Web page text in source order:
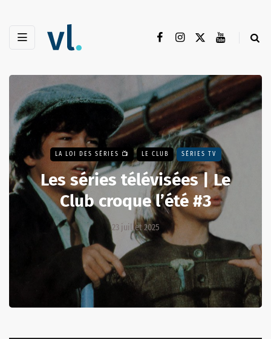
LA LOI DES SÉRIES 📺 LE CLUB SÉRIES TV
Les séries télévisées | Le
Club croque l’été #3
23 juillet 2025